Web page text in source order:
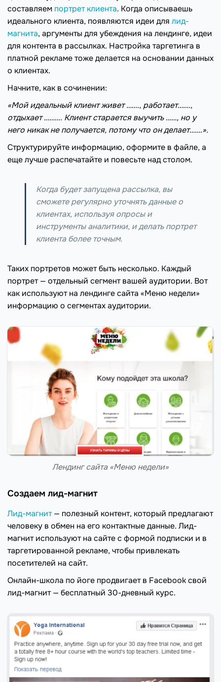
составляем портрет клиента. Когда описываешь
идеального клиента, появляются идеи для лид-
магнита, аргументы для убеждения на лендинге, идеи
для контента в рассылках. Настройка таргетинга в
платной рекламе тоже делается на основании данных
о клиентах.
Начните, как в сочинении:
«Мой идеальный клиент живет ……., работает…….,
отдыхает ………. Клиент старается выучить ……, но у
него никак не получается, потому что он делает…….».
Структурируйте информацию, оформите в файле, а
еще лучше распечатайте и повесьте над столом.
Когда будет запущена рассылка, вы
сможете регулярно уточнять данные о
клиентах, используя опросы и
инструменты аналитики, и делать портрет
клиента более точным.
Таких портретов может быть несколько. Каждый
портрет — отдельный сегмент вашей аудитории. Вот
как используют на лендинге сайта «Меню недели»
информацию о сегментах аудитории.
Лендинг сайта «Меню недели»
Создаем лид-магнит
Лид-магнит— полезный контент, который предлагают
человеку в обмен на его контактные данные. Лид-
магнит используют на сайте с формой подписки и в
таргетированной рекламе, чтобы привлекать
посетителей на сайт.
Онлайн-школа по йоге продвигает в Facebook свой
лид-магнит — бесплатный 30-дневный курс.